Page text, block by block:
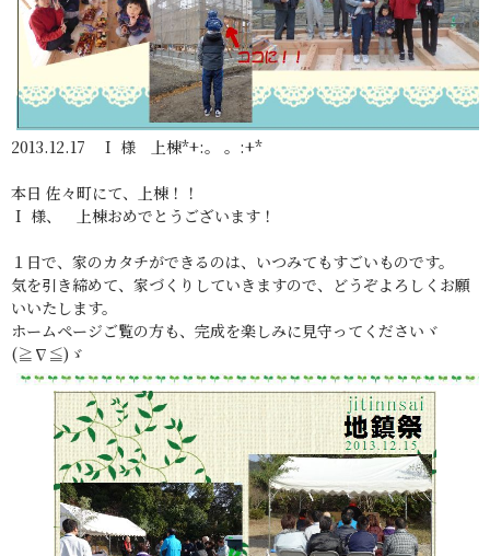
2013.12.17 Ｉ 様 上棟*+:。 。:+*
本日 佐々町にて、上棟！！
Ｉ 様、 上棟おめでとうございます！
１日で、家のカタチができるのは、いつみてもすごいものです。
気を引き締めて、家づくりしていきますので、どうぞよろしくお願
いいたします。
ホームページご覧の方も、完成を楽しみに見守ってくださいヾ
(≧∇≦)ゞ